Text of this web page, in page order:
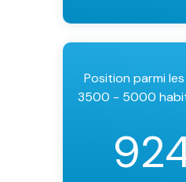
Position parmi
3500 - 5000